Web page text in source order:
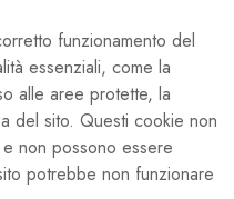
funzionamento del
essenziali, come la
alle aree protette, la
del sito. Questi cookie non
non possono essere
potrebbe non funzionare